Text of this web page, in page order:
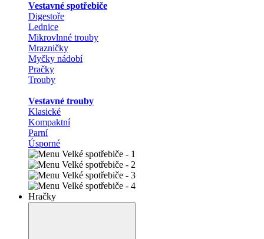
Vestavné spotřebiče
Digestoře
Lednice
Mikrovlnné trouby
Mrazničky
Myčky nádobí
Pračky
Trouby
Vestavné trouby
Klasické
Kompaktní
Parní
Úsporné
Hračky